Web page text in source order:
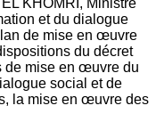
KHOMRI, Ministre
et du dialogue
de mise en œuvre
du décret
de mise en œuvre du
social et de
la mise en œuvre des